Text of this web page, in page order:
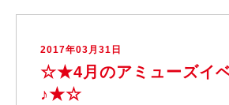
2017年03月31日
☆★4月のアミューズイ
♪★☆